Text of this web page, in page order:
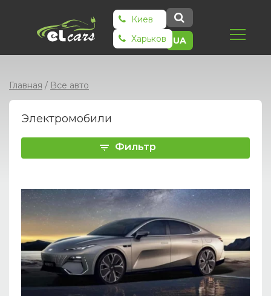
Киев
Харьков
UA
Главная / Все авто
Электромобили
Фильтр